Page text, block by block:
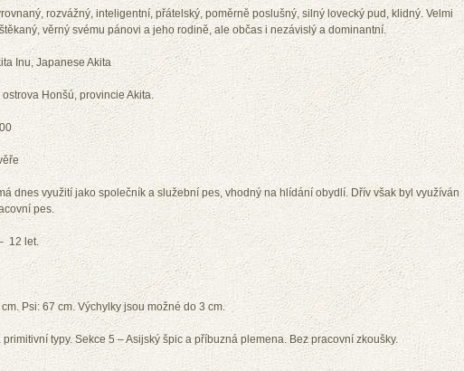
rozvážný, inteligentní, přátelský, poměrně poslušný, silný lovecký pud, klidný. Velmi
věrný svému pánovi a jeho rodině, ale občas i nezávislý a dominantní.
Inu, Japanese Akita
ostrova Honšú, provincie Akita.
dnes využití jako společník a služební pes, vhodný na hlídání obydlí. Dřív však byl využíván
pes.
12 let.
cm. Psi: 67 cm. Výchylky jsou možné do 3 cm.
primitivní typy. Sekce 5 – Asijský špic a příbuzná plemena. Bez pracovní zkoušky.